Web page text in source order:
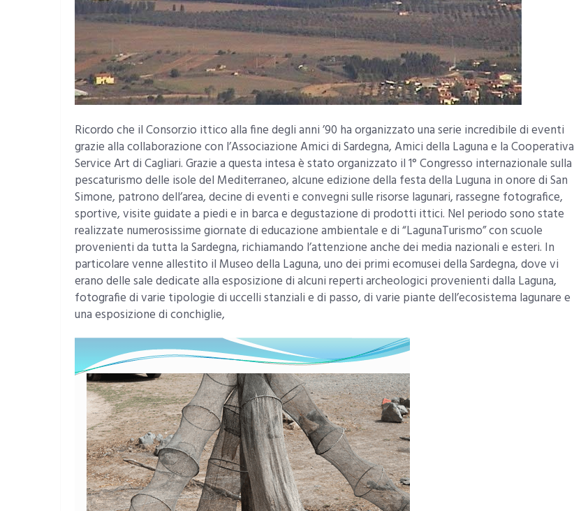
Ricordo che il Consorzio ittico alla fine degli anni ’90 ha organizzato una serie incredibile di eventi
grazie alla collaborazione con l’Associazione Amici di Sardegna, Amici della Laguna e la Cooperativa
Service Art di Cagliari. Grazie a questa intesa è stato organizzato il 1° Congresso internazionale sulla
pescaturismo delle isole del Mediterraneo, alcune edizione della festa della Luguna in onore di San
Simone, patrono dell’area, decine di eventi e convegni sulle risorse lagunari, rassegne fotografice,
sportive, visite guidate a piedi e in barca e degustazione di prodotti ittici. Nel periodo sono state
realizzate numerosissime giornate di educazione ambientale e di “LagunaTurismo” con scuole
provenienti da tutta la Sardegna, richiamando l’attenzione anche dei media nazionali e esteri. In
particolare venne allestito il Museo della Laguna, uno dei primi ecomusei della Sardegna, dove vi
erano delle sale dedicate alla esposizione di alcuni reperti archeologici provenienti dalla Laguna,
fotografie di varie tipologie di uccelli stanziali e di passo, di varie piante dell’ecosistema lagunare e
una esposizione di conchiglie,